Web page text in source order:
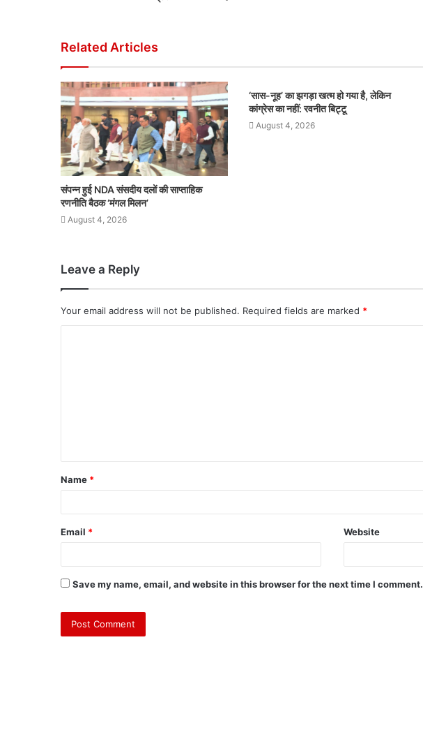
Related Articles
संपन्न हुई NDA संसदीय दलों की साप्ताहिक
रणनीति बैठक ‘मंगल मिलन’
August 4, 2026
‘सास-नूह’ का झगड़ा खत्म हो गया है, लेकिन
कांग्रेस का नहीं: रवनीत बिट्टू
August 4, 2026
Leave a Reply
Your email address will not be published. Required fields are marked *
Name *
Email * Website
Save my name, email, and website in this browser for the next time I comment.